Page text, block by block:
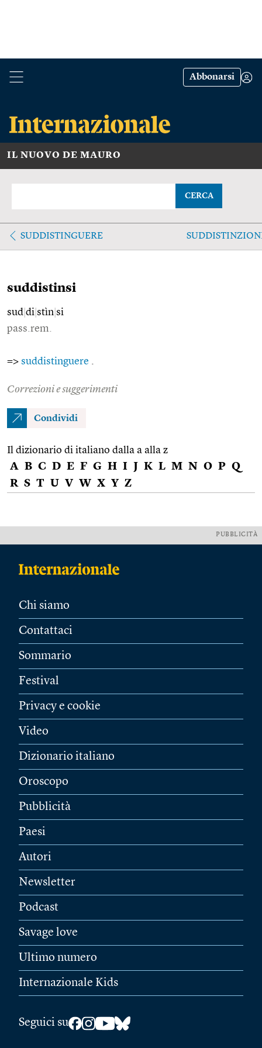
Abbonarsi
IL NUOVO DE MAURO
CERCA
SUDDISTINGUERE
suddistinsi
sud di stìn si
pass.rem.
=> suddistinguere
Correzioni e suggerimenti
Condividi
Il dizionario di italiano dalla a alla z
A B C D E F G H I J K L M N O P Q
R S T U V W X Y Z
PUBBLICITÀ
Chi siamo
Contattaci
Sommario
Festival
Privacy e cookie
Video
Dizionario italiano
Oroscopo
Pubblicità
Paesi
Autori
Newsletter
Podcast
Savage love
Ultimo numero
Internazionale Kids
Seguici su